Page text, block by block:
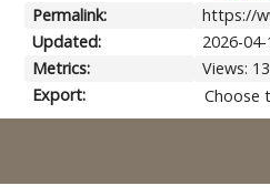
Permalink:
https://
Updated:
2026-
Metrics:
Views:
Export:
Choose